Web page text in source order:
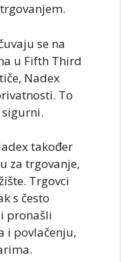
se na
u Fifth Third
Nadex
To
također
za trgovanje,
Trgovci
s često
pronašli
i povlačenju,